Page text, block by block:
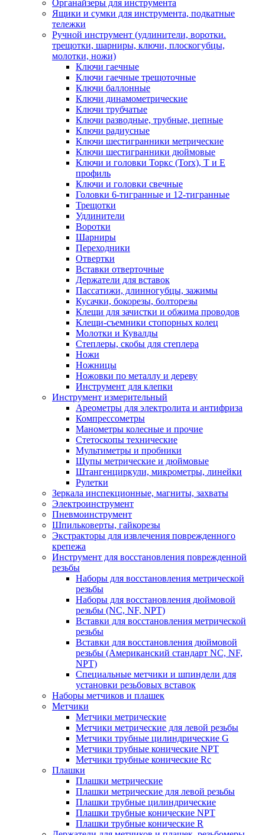
Органайзеры для инструмента
Ящики и сумки для инструмента, подкатные
тележки
Ручной инструмент (удлинители, воротки.
трещотки, шарниры, ключи, плоскогубцы,
молотки, ножи)
Ключи гаечные
Ключи гаечные трещоточные
Ключи баллонные
Ключи динамометрические
Ключи трубчатые
Ключи разводные, трубные, цепные
Ключи радиусные
Ключи шестигранники метрические
Ключи шестигранники дюймовые
Ключи и головки Торкс (Torx), Т и Е
профиль
Ключи и головки свечные
Головки 6-тигранные и 12-тигранные
Трещотки
Удлинители
Воротки
Шарниры
Переходники
Отвертки
Вставки отверточные
Держатели для вставок
Пассатижи, длинногубцы, зажимы
Кусачки, бокорезы, болторезы
Клещи для зачистки и обжима проводов
Клещи-съемники стопорных колец
Молотки и Кувалды
Степлеры, скобы для степлера
Ножи
Ножницы
Ножовки по металлу и дереву
Инструмент для клепки
Инструмент измерительный
Ареометры для электролита и антифриза
Компрессометры
Манометры колесные и прочие
Стетоскопы технические
Мультиметры и пробники
Щупы метрические и дюймовые
Штангенциркули, микрометры, линейки
Рулетки
Зеркала инспекционные, магниты, захваты
Электроинструмент
Пневмоинструмент
Шпильковерты, гайкорезы
Экстракторы для извлечения поврежденного
крепежа
Инструмент для восстановления поврежденной
резьбы
Наборы для восстановления метрической
резьбы
Наборы для восстановления дюймовой
резьбы (NC, NF, NPT)
Вставки для восстановления метрической
резьбы
Вставки для восстановления дюймовой
резьбы (Американский стандарт NC, NF,
NPT)
Специальные метчики и шпиндели для
установки резьбовых вставок
Наборы метчиков и плашек
Метчики
Метчики метрические
Метчики метрические для левой резьбы
Метчики трубные цилиндрические G
Метчики трубные конические NPT
Метчики трубные конические Rc
Плашки
Плашки метрические
Плашки метрические для левой резьбы
Плашки трубные цилиндрические
Плашки трубные конические NPT
Плашки трубные конические R